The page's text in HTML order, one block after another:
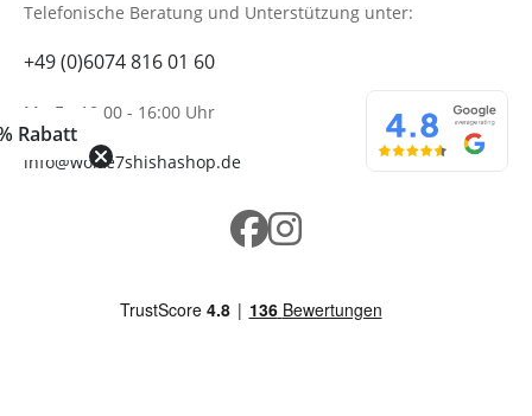
Rabatt
Telefonische Beratung und Unterstützung unter:
+49 (0)6074 816 01 60
Mo-Fr. 10:00 - 16:00 Uhr
info@wolke7shishashop.de